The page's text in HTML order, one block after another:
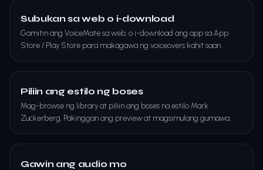
Subukan sa web o i-download
Gamitin ang VoiceMate sa web, o i-download ang app sa App
Store / Play Store para makagawa ng voiceovers kahit saan.
Piliin ang estilo ng boses
Mag-browse ng library at piliin ang boses na estilo Mark
Zuckerberg. Pakinggan ang preview at magsimulang gumawa.
Gawin ang audio mo